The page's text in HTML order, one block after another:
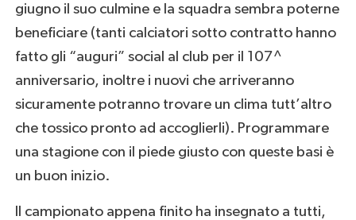
giugno il suo culmine e la squadra sembra poterne
beneficiare (tanti calciatori sotto contratto hanno
fatto gli “auguri” social al club per il 107^
anniversario, inoltre i nuovi che arriveranno
sicuramente potranno trovare un clima tutt’altro
che tossico pronto ad accoglierli). Programmare
una stagione con il piede giusto con queste basi è
un buon inizio.
Il campionato appena finito ha insegnato a tutti,